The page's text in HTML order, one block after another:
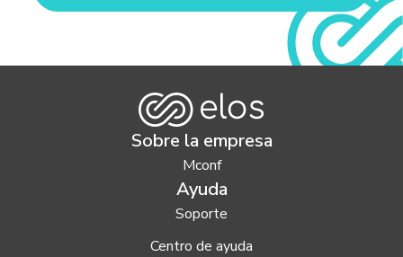
Sobre la empresa
Mconf
Ayuda
Soporte
Centro de ayuda